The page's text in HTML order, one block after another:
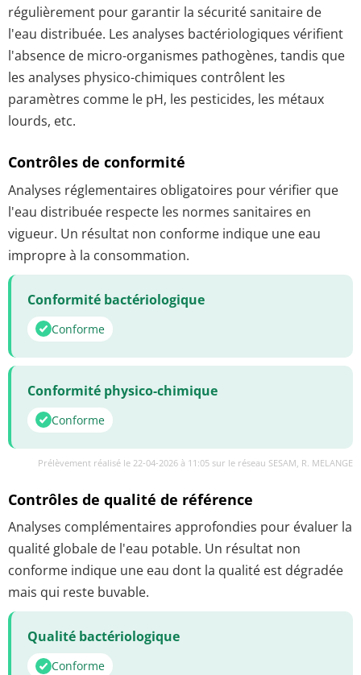
régulièrement pour garantir la sécurité sanitaire de
l'eau distribuée. Les analyses bactériologiques vérifient
l'absence de micro-organismes pathogènes, tandis que
les analyses physico-chimiques contrôlent les
paramètres comme le pH, les pesticides, les métaux
lourds, etc.
Contrôles de conformité
Analyses réglementaires obligatoires pour vérifier que
l'eau distribuée respecte les normes sanitaires en
vigueur. Un résultat non conforme indique une eau
impropre à la consommation.
Conformité bactériologique
Conforme
Conformité physico-chimique
Conforme
Prélèvement réalisé le 22-04-2026 à 11:05 sur le réseau SESAM, R. MELANGE
Contrôles de qualité de référence
Analyses complémentaires approfondies pour évaluer la
qualité globale de l'eau potable. Un résultat non
conforme indique une eau dont la qualité est dégradée
mais qui reste buvable.
Qualité bactériologique
Conforme